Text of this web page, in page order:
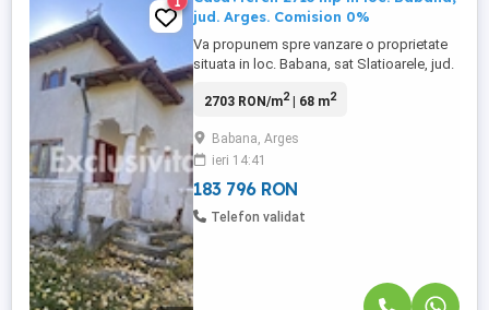
jud. Arges. Comision 0%
Va propunem spre vanzare o proprietate
situata in loc. Babana, sat Slatioarele, jud.
departe de zgomotul orasului, insa usor
suprafata de 2713 mp, unde regasim o
casa traditionala romanesca in suprafata
de 72 mp, casa care ...
2703 RON/m2| 68 m2
Babana, Arges
ieri 14:41
183 796 RON
Telefon validat